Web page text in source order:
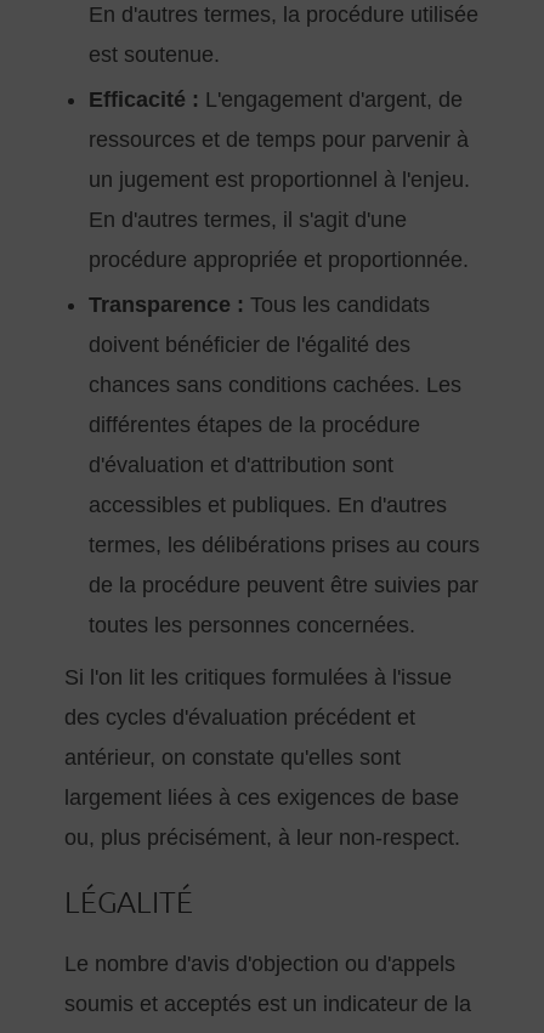
En d'autres termes, la procédure utilisée
est soutenue.
Efficacité : L'engagement d'argent, de
ressources et de temps pour parvenir à
un jugement est proportionnel à l'enjeu.
En d'autres termes, il s'agit d'une
procédure appropriée et proportionnée.
Transparence : Tous les candidats
doivent bénéficier de l'égalité des
chances sans conditions cachées. Les
différentes étapes de la procédure
d'évaluation et d'attribution sont
accessibles et publiques. En d'autres
termes, les délibérations prises au cours
de la procédure peuvent être suivies par
toutes les personnes concernées.
Si l'on lit les critiques formulées à l'issue
des cycles d'évaluation précédent et
antérieur, on constate qu'elles sont
largement liées à ces exigences de base
ou, plus précisément, à leur non-respect.
LÉGALITÉ
Le nombre d'avis d'objection ou d'appels
soumis et acceptés est un indicateur de la